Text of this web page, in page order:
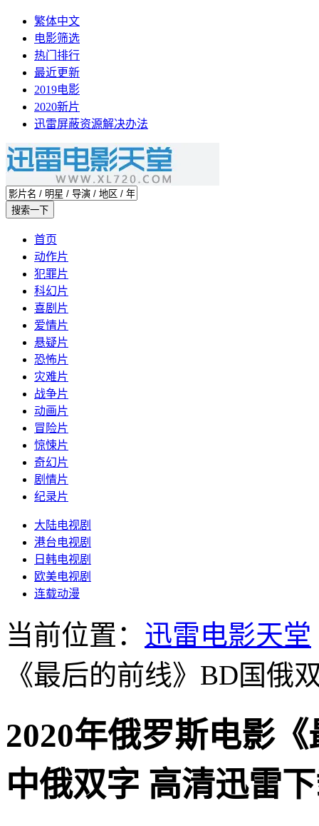
繁体中文
电影筛选
热门排行
最近更新
2019电影
2020新片
迅雷屏蔽资源解决办法
首页
动作片
犯罪片
科幻片
喜剧片
爱情片
悬疑片
恐怖片
灾难片
战争片
动画片
冒险片
惊悚片
奇幻片
剧情片
纪录片
大陆电视剧
港台电视剧
日韩电视剧
欧美电视剧
连载动漫
当前位置： 迅雷电影天堂
《最后的前线》BD国俄
2020年俄罗斯电影
中俄双字 高清迅雷